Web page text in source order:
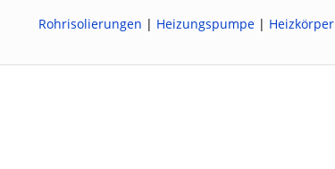
Rohrisolierungen | Heizungspumpe | Heizkörper